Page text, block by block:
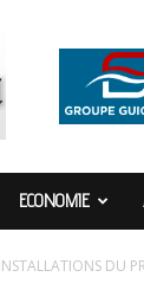
ECONOMIE
DU